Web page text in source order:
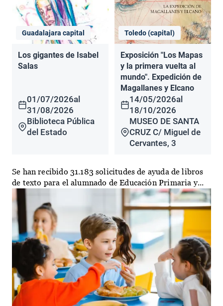
Guadalajara capital
Los gigantes de Isabel
Salas
01/07/2026al
31/08/2026
Biblioteca Pública
del Estado
Toledo (capital)
Exposición "Los Mapas
y la primera vuelta al
mundo". Expedición de
Magallanes y Elcano
14/05/2026al
18/10/2026
MUSEO DE SANTA
CRUZ C/ Miguel de
Cervantes, 3
Se han recibido 31.183 solicitudes de ayuda de libros
de texto para el alumnado de Educación Primaria y...